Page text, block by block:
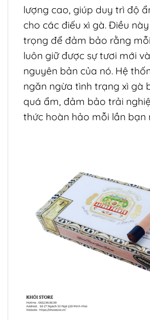
lượng cao, giúp duy trì độ
cho các điếu xì gà. Điều
trọng để đảm bảo rằng
luôn giữ được sự tươi mới
nguyên bản của nó. Hệ
ngăn ngừa tình trạng xì gà
quá ẩm, đảm bảo trải
thức hoàn hảo mỗi lần bạn